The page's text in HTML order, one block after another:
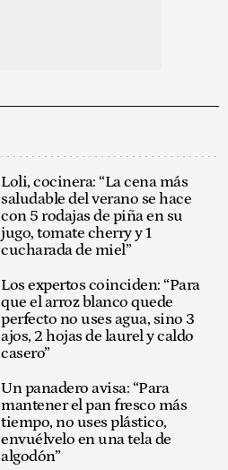
Loli, cocinera: “La cena más
saludable del verano se hace
con 5 rodajas de piña en su
jugo, tomate cherry y 1
cucharada de miel”
Los expertos coinciden: “Para
que el arroz blanco quede
perfecto no uses agua, sino 3
ajos, 2 hojas de laurel y caldo
casero”
Un panadero avisa: “Para
mantener el pan fresco más
tiempo, no uses plástico,
envuélvelo en una tela de
algodón”